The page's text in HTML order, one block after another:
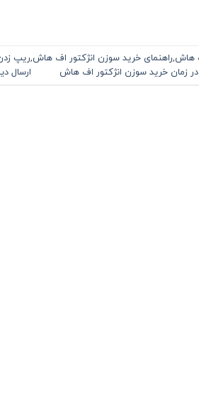
هاش,راهنمای خرید سوزن انژکتور اف هاش,ریپ
زمان خرید سوزن انژکتور اف هاش ارسال